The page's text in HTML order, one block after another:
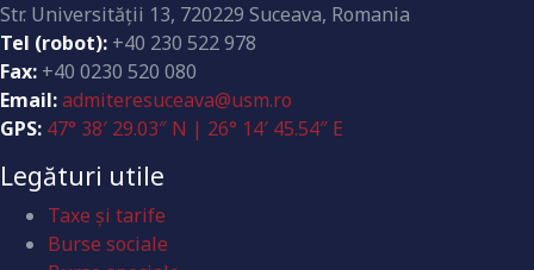
Str. Universităţii 13, 720229 Suceava, Romania
Tel (robot): +40 230 522 978
Fax: +40 0230 520 080
Email:admiteresuceava@usm.ro
GPS: 47° 38′ 29.03″ N | 26° 14′ 45.54″ E
Legături utile
Taxe și tarife
Burse sociale